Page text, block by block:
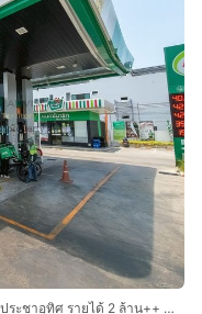
🔥 ขายที่ดินพร้อมผู้เช่า ปั๊มน้ำมัน PT ⛽ ติดถนนประชาอุทิศ รายได้ 2 ล้าน++ ต่อ ปี 💸 สัญญายาวถึงปี 2591 📄